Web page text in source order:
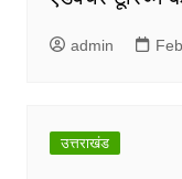
admin
उत्तराखंड